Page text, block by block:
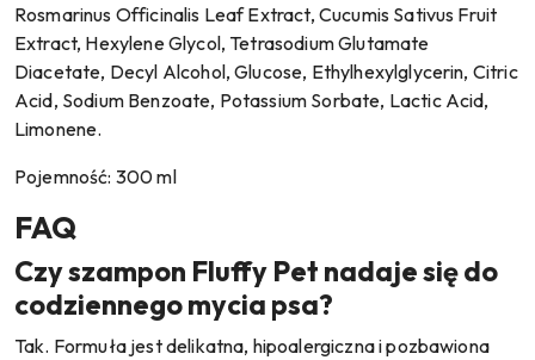
Rosmarinus Officinalis Leaf Extract, Cucumis Sativus Fruit
Extract, Hexylene Glycol, Tetrasodium Glutamate
Diacetate, Decyl Alcohol, Glucose, Ethylhexylglycerin, Citric
Acid, Sodium Benzoate, Potassium Sorbate, Lactic Acid,
Limonene.
Pojemność: 300 ml
FAQ
Czy szampon Fluffy Pet nadaje się do
codziennego mycia psa?
Tak. Formuła jest delikatna, hipoalergiczna i pozbawiona